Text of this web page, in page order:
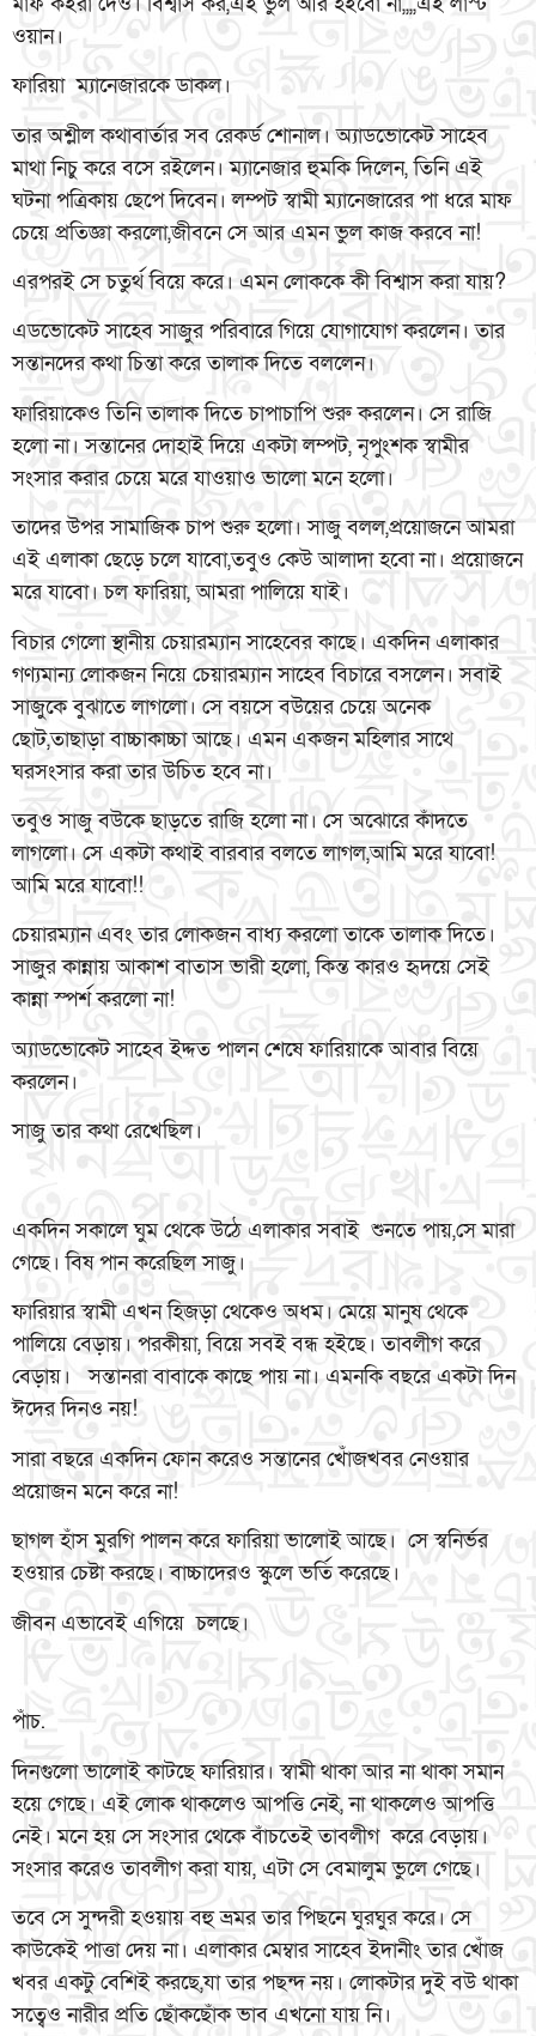
ওয়ান।
ফারিয়া ম্যানেজারকে ডাকল।
তার অশ্লীল কথাবার্তার সব রেকর্ড শোনাল। অ্যাডভোকেট সাহেব
মাথা নিচু করে বসে রইলেন। ম্যানেজার হুমকি দিলেন, তিনি এই
ঘটনা পত্রিকায় ছেপে দিবেন। লম্পট স্বামী ম্যানেজারের পা ধরে মাফ
চেয়ে প্রতিজ্ঞা করলো,জীবনে সে আর এমন ভুল কাজ করবে না!
এরপরই সে চতুর্থ বিয়ে করে। এমন লোককে কী বিশ্বাস করা যায়?
এডভোকেট সাহেব সাজুর পরিবারে গিয়ে যোগাযোগ করলেন। তার
সন্তানদের কথা চিন্তা করে তালাক দিতে বললেন।
ফারিয়াকেও তিনি তালাক দিতে চাপাচাপি শুরু করলেন। সে রাজি
হলো না। সন্তানের দোহাই দিয়ে একটা লম্পট, নৃপুংশক স্বামীর
সংসার করার চেয়ে মরে যাওয়াও ভালো মনে হলো।
তাদের উপর সামাজিক চাপ শুরু হলো। সাজু বলল,প্রয়োজনে আমরা
এই এলাকা ছেড়ে চলে যাবো,তবুও কেউ আলাদা হবো না। প্রয়োজনে
মরে যাবো। চল ফারিয়া, আমরা পালিয়ে যাই।
বিচার গেলো স্থানীয় চেয়ারম্যান সাহেবের কাছে। একদিন এলাকার
গণ্যমান্য লোকজন নিয়ে চেয়ারম্যান সাহেব বিচারে বসলেন। সবাই
সাজুকে বুঝাতে লাগলো। সে বয়সে বউয়ের চেয়ে অনেক
ছোট,তাছাড়া বাচ্চাকাচ্চা আছে। এমন একজন মহিলার সাথে
ঘরসংসার করা তার উচিত হবে না।
তবুও সাজু বউকে ছাড়তে রাজি হলো না। সে অঝোরে কাঁদতে
লাগলো। সে একটা কথাই বারবার বলতে লাগল,আমি মরে যাবো!
আমি মরে যাবো!!
চেয়ারম্যান এবং তার লোকজন বাধ্য করলো তাকে তালাক দিতে।
সাজুর কান্নায় আকাশ বাতাস ভারী হলো, কিন্ত কারও হৃদয়ে সেই
কান্না স্পর্শ করলো না!
অ্যাডভোকেট সাহেব ইদ্দত পালন শেষে ফারিয়াকে আবার বিয়ে
করলেন।
সাজু তার কথা রেখেছিল।
একদিন সকালে ঘুম থেকে উঠে এলাকার সবাই শুনতে পায়,সে মারা
গেছে। বিষ পান করেছিল সাজু।
ফারিয়ার স্বামী এখন হিজড়া থেকেও অধম। মেয়ে মানুষ থেকে
পালিয়ে বেড়ায়। পরকীয়া, বিয়ে সবই বন্ধ হইছে। তাবলীগ করে
বেড়ায়। সন্তানরা বাবাকে কাছে পায় না। এমনকি বছরে একটা দিন
ঈদের দিনও নয়!
সারা বছরে একদিন ফোন করেও সন্তানের খোঁজখবর নেওয়ার
প্রয়োজন মনে করে না!
ছাগল হাঁস মুরগি পালন করে ফারিয়া ভালোই আছে। সে স্বনির্ভর
হওয়ার চেষ্টা করছে। বাচ্চাদেরও স্কুলে ভর্তি করেছে।
জীবন এভাবেই এগিয়ে চলছে।
পাঁচ.
দিনগুলো ভালোই কাটছে ফারিয়ার। স্বামী থাকা আর না থাকা সমান
হয়ে গেছে। এই লোক থাকলেও আপত্তি নেই, না থাকলেও আপত্তি
নেই। মনে হয় সে সংসার থেকে বাঁচতেই তাবলীগ করে বেড়ায়।
সংসার করেও তাবলীগ করা যায়, এটা সে বেমালুম ভুলে গেছে।
তবে সে সুন্দরী হওয়ায় বহু ভ্রমর তার পিছনে ঘুরঘুর করে। সে
কাউকেই পাত্তা দেয় না। এলাকার মেম্বার সাহেব ইদানীং তার খোঁজ
খবর একটু বেশিই করছে,যা তার পছন্দ নয়। লোকটার দুই বউ থাকা
সত্বেও নারীর প্রতি ছোঁকছোঁক ভাব এখনো যায় নি।